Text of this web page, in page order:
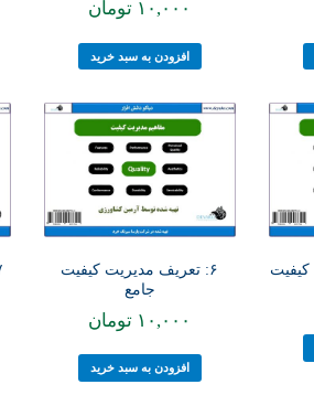
۱۰,۰۰۰ تومان
افزودن به سبد خرید
۶: تعریف مدیریت کیفیت
جامع
۱۰,۰۰۰ تومان
افزودن به سبد خرید